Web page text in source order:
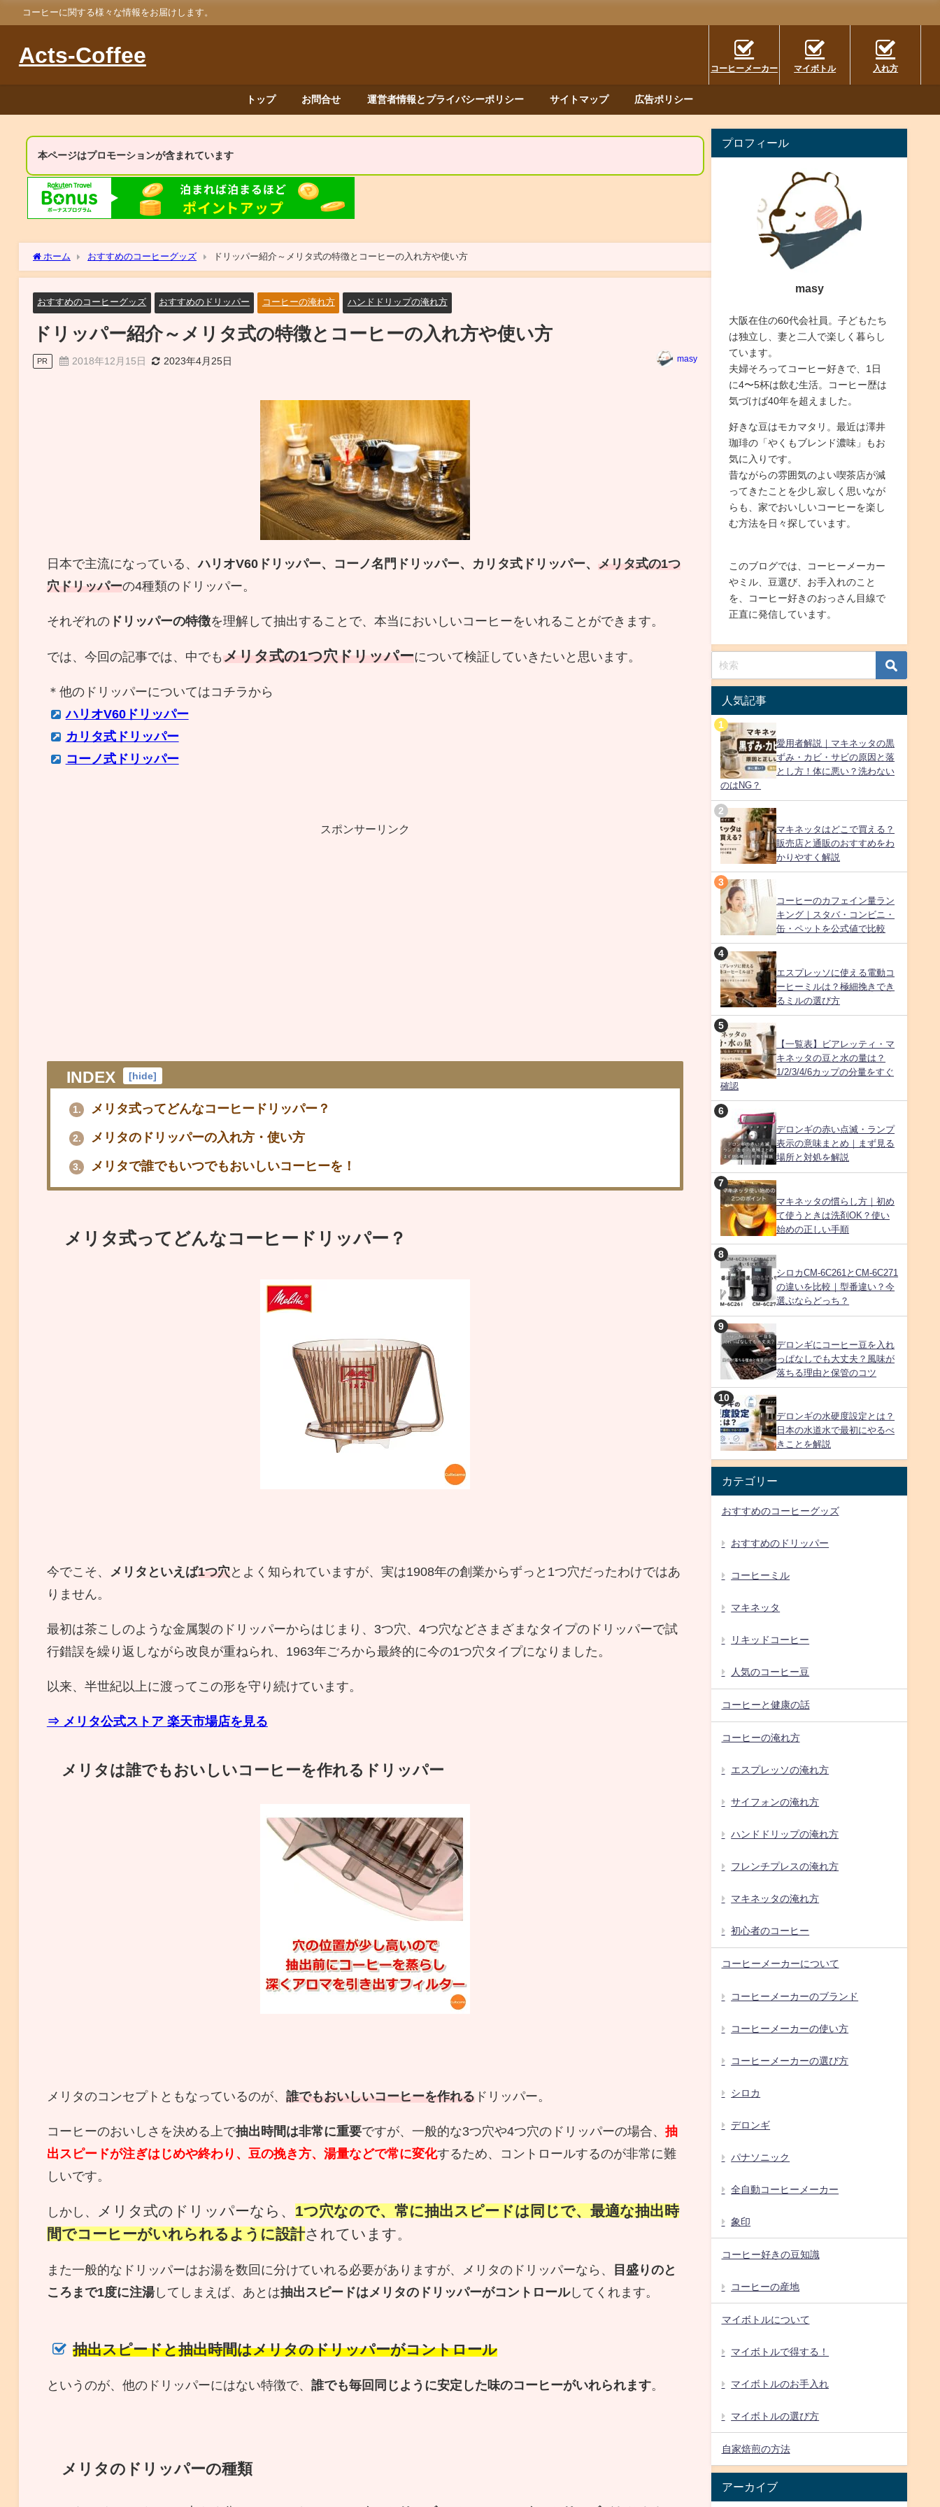
コーヒーに関する様々な情報をお届けします。
Acts-Coffee
コーヒーメーカー マイボトル 入れ方
トップ お問合せ 運営者情報とプライバシーポリシー サイトマップ 広告ポリシー
本ページはプロモーションが含まれています
ホーム おすすめのコーヒーグッズ ドリッパー紹介～メリタ式の特徴とコーヒーの入れ方や使い方
おすすめのコーヒーグッズ おすすめのドリッパー コーヒーの淹れ方 ハンドドリップの淹れ方
ドリッパー紹介～メリタ式の特徴とコーヒーの入れ方や使い方
PR 2018年12月15日 2023年4月25日 masy
日本で主流になっている、 ハリオV60ドリッパー、コーノ名門ドリッパー、カリタ式ドリッパー、 メリタ式の1つ
穴ドリッパーの4種類のドリッパー。
それぞれのドリッパーの特徴を理解して抽出することで、本当においしいコーヒーをいれることができます。
では、今回の記事では、中でもメリタ式の1つ穴ドリッパーについて検証していきたいと思います。
＊他のドリッパーについてはコチラから
ハリオV60ドリッパー
カリタ式ドリッパー
コーノ式ドリッパー
スポンサーリンク
INDEX [hide]
1. メリタ式ってどんなコーヒードリッパー？
2. メリタのドリッパーの入れ方・使い方
3. メリタで誰でもいつでもおいしいコーヒーを！
メリタ式ってどんなコーヒードリッパー？
今でこそ、 メリタといえば1つ穴とよく知られていますが、実は1908年の創業からずっと1つ穴だったわけではあ
りません。
最初は茶こしのような金属製のドリッパーからはじまり、3つ穴、4つ穴などさまざまなタイプのドリッパーで試
行錯誤を繰り返しながら改良が重ねられ、1963年ごろから最終的に今の1つ穴タイプになりました。
以来、半世紀以上に渡ってこの形を守り続けています。
⇒ メリタ公式ストア 楽天市場店を見る
メリタは誰でもおいしいコーヒーを作れるドリッパー
メリタのコンセプトともなっているのが、 誰でもおいしいコーヒーを作れるドリッパー。
コーヒーのおいしさを決める上で抽出時間は非常に重要ですが、一般的な3つ穴や4つ穴のドリッパーの場合、 抽
出スピードが注ぎはじめや終わり、豆の挽き方、湯量などで常に変化するため、コントロールするのが非常に難
しいです。
しかし、 メリタ式のドリッパーなら、 1つ穴なので、常に抽出スピードは同じで、最適な抽出時
間でコーヒーがいれられるように設計されています
また一般的なドリッパーはお湯を数回に分けていれる必要がありますが、メリタのドリッパーなら、
目盛りのと
ころまで1度に注湯してしまえば、あとは抽出スピードはメリタのドリッパーがコントロールしてくれます。
抽出スピードと抽出時間はメリタのドリッパーがコントロール
というのが、他のドリッパーにはない特徴で、 誰でも毎回同じように安定した味のコーヒーがいれられます。
メリタのドリッパーの種類
プロフィール
masy
大阪在住の60代会社員。子どもたち
は独立し、妻と二人で楽しく暮らし
ています。
夫婦そろってコーヒー好きで、1日
に4〜5杯は飲む生活。コーヒー歴は
気づけば40年を超えました。
好きな豆はモカマタリ。最近は澤井
珈琲の「やくもブレンド濃味」もお
気に入りです。
昔ながらの雰囲気のよい喫茶店が減
ってきたことを少し寂しく思いなが
らも、家でおいしいコーヒーを楽し
む方法を日々探しています。
このブログでは、コーヒーメーカー
やミル、豆選び、お手入れのこと
を、コーヒー好きのおっさん目線で
正直に発信しています。
人気記事
愛用者解説｜マキネッタの黒
ずみ・カビ・サビの原因と落
とし方！体に悪い？洗わない
のはNG？
マキネッタはどこで買える？
販売店と通販のおすすめをわ
かりやすく解説
コーヒーのカフェイン量ラン
キング｜スタバ・コンビニ・
缶・ペットを公式値で比較
エスプレッソに使える電動コ
ーヒーミルは？極細挽きでき
るミルの選び方
【一覧表】ビアレッティ・マ
キネッタの豆と水の量は？
1/2/3/4/6カップの分量をすぐ
確認
デロンギの赤い点滅・ランプ
表示の意味まとめ｜まず見る
場所と対処を解説
マキネッタの慣らし方｜初め
て使うときは洗剤OK？使い
始めの正しい手順
シロカCM-6C261とCM-6C271
の違いを比較｜型番違い？今
選ぶならどっち？
デロンギにコーヒー豆を入れ
っぱなしでも大丈夫？風味が
落ちる理由と保管のコツ
デロンギの水硬度設定とは？
日本の水道水で最初にやるべ
きことを解説
カテゴリー
おすすめのコーヒーグッズ
おすすめのドリッパー
コーヒーミル
マキネッタ
リキッドコーヒー
人気のコーヒー豆
コーヒーと健康の話
コーヒーの淹れ方
エスプレッソの淹れ方
サイフォンの淹れ方
ハンドドリップの淹れ方
フレンチプレスの淹れ方
マキネッタの淹れ方
初心者のコーヒー
コーヒーメーカーについて
コーヒーメーカーのブランド
コーヒーメーカーの使い方
コーヒーメーカーの選び方
シロカ
デロンギ
パナソニック
全自動コーヒーメーカー
象印
コーヒー好きの豆知識
コーヒーの産地
マイボトルについて
マイボトルで得する！
マイボトルのお手入れ
マイボトルの選び方
自家焙煎の方法
アーカイブ